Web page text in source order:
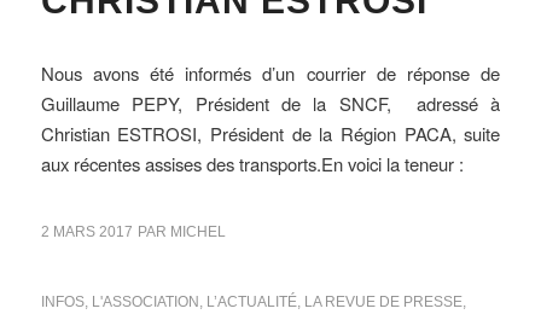
Nous avons été informés d’un courrier de réponse de
Guillaume PEPY, Président de la SNCF, adressé à
Christian ESTROSI, Président de la Région PACA, suite
aux récentes assises des transports.En voici la teneur :
2 MARS 2017 PAR MICHEL
INFOS, L'ASSOCIATION , L’ACTUALITÉ, LA REVUE DE PRESSE,